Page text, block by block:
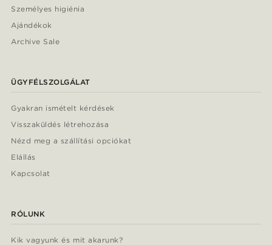
Személyes higiénia
Ajándékok
Archive Sale
ÜGYFÉLSZOLGÁLAT
Gyakran ismételt kérdések
Visszaküldés létrehozása
Nézd meg a szállítási opciókat
Elállás
Kapcsolat
RÓLUNK
Kik vagyunk és mit akarunk?